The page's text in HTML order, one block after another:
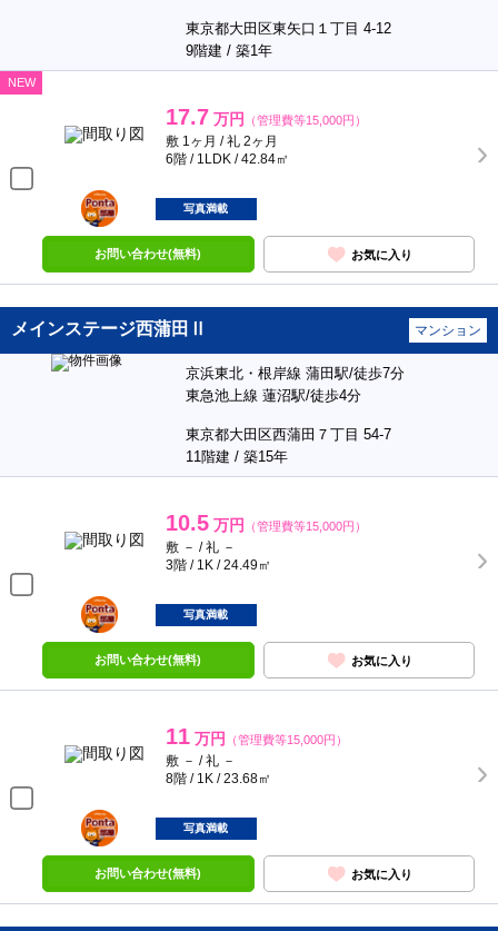
東京都大田区東矢口１丁目 4-12
9階建 / 築1年
NEW
17.7 万円 （管理費等15,000円）
敷 1ヶ月 / 礼 2ヶ月
6階 / 1LDK / 42.84㎡
ポンタ
部屋
写真満載
お問い合わせ(無料) お気に入り
メインステージ西蒲田Ⅱ マンション
京浜東北・根岸線 蒲田駅/徒歩7分
東急池上線 蓮沼駅/徒歩4分
東京都大田区西蒲田７丁目 54-7
11階建 / 築15年
10.5 万円 （管理費等15,000円）
敷 － / 礼 －
3階 / 1K / 24.49㎡
ポンタ
部屋
写真満載
お問い合わせ(無料) お気に入り
11 万円 （管理費等15,000円）
敷 － / 礼 －
8階 / 1K / 23.68㎡
ポンタ
部屋
写真満載
お問い合わせ(無料) お気に入り